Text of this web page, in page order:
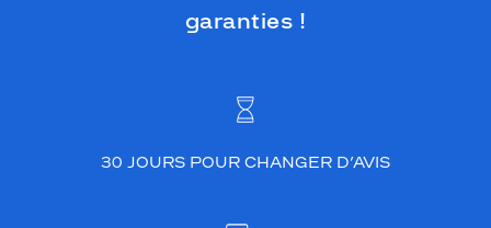
garanties !
30 JOURS POUR CHANGER D’AVIS